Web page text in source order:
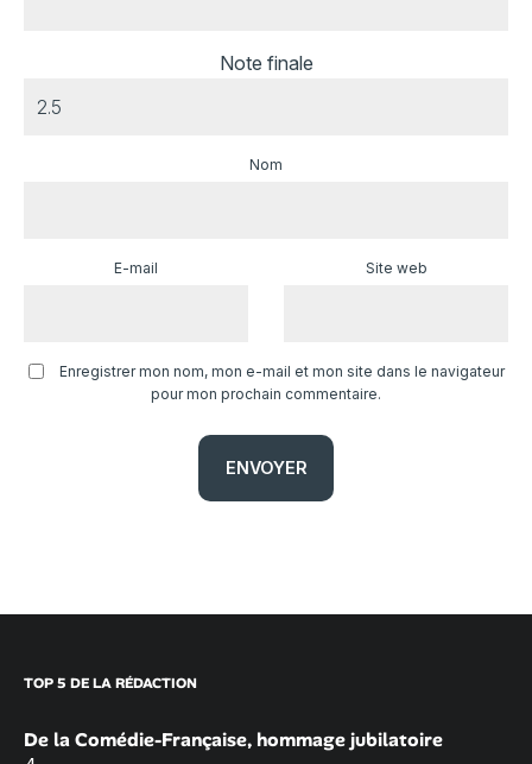
Note finale
Nom
E-mail Site web
Enregistrer mon nom, mon e-mail et mon site dans le navigateur
pour mon prochain commentaire.
TOP 5 DE LA RÉDACTION
De la Comédie-Française, hommage jubilatoire